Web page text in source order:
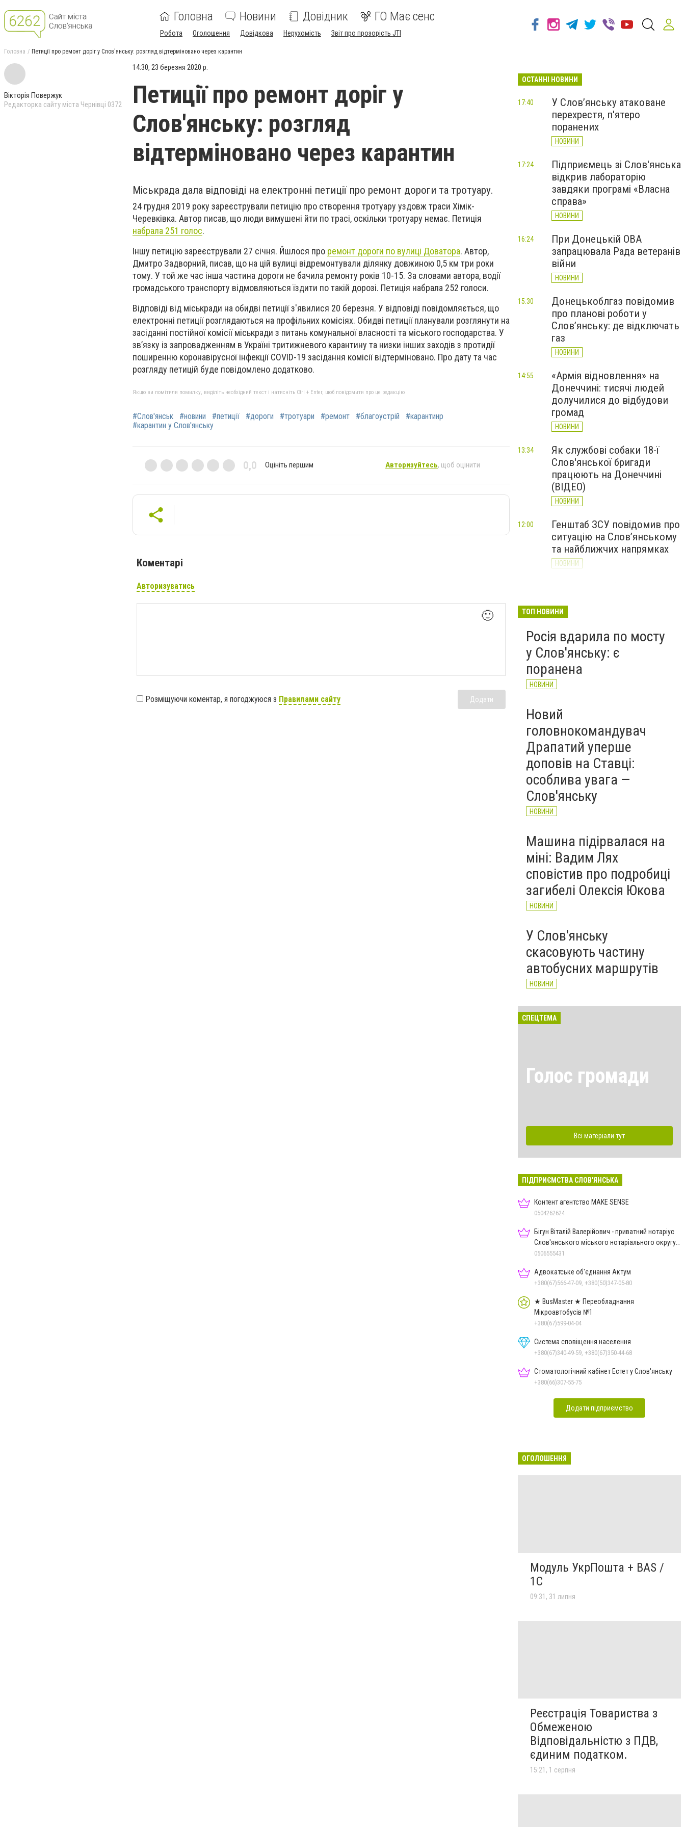
Головна Новини Довідник ГО Має сенс
Робота Оголошення Довідкова Нерухомість Звіт про прозорість JTI
Головна Петиції про ремонт доріг у Слов'янську: розгляд відтерміновано через карантин
Вікторія Повержук
Редакторка сайту міста Чернівці 0372
14:30, 23 березня 2020 р.
Петиції про ремонт доріг у
Слов'янську: розгляд
відтерміновано через карантин
Міськрада дала відповіді на електронні петиції про ремонт дороги та тротуару.
24 грудня 2019 року зареєстрували петицію про створення тротуару уздовж траси Хімік-
Черевківка. Автор писав, що люди вимушені йти по трасі, оскільки тротуару немає. Петиція
набрала 251 голос.
Іншу петицію зареєстрували 27 січня. Йшлося про ремонт дороги по вулиці Доватора. Автор,
Дмитро Задворний, писав, що на цій вулиці відремонтували ділянку довжиною 0,5 км три роки
тому. У той же час інша частина дороги не бачила ремонту років 10-15. За словами автора, водії
громадського транспорту відмовляються їздити по такій дорозі. Петиція набрала 252 голоси.
Відповіді від міськради на обидві петиції з'явилися 20 березня. У відповіді повідомляється, що
електронні петиції розглядаються на профільних комісіях. Обидві петиції планували розглянути на
засіданні постійної комісії міськради з питань комунальної власності та міського господарства. У
зв’язку із запровадженням в Україні тритижневого карантину та низки інших заходів з протидії
поширенню коронавірусної інфекції COVID-19 засідання комісії відтерміновано. Про дату та час
розгляду петицій буде повідомлено додатково.
Якщо ви помітили помилку, виділіть необхідний текст і натисніть Ctrl + Enter, щоб повідомити про це редакцію
#Слов'янськ #новини #петиції #дороги #тротуари #ремонт #благоустрій
#карантинр
#карантин у Слов'янську
0,0 Оцініть першим Авторизуйтесь, щоб оцінити
Коментарі
Авторизуватись
🙂
Розміщуючи коментар, я погоджуюся з Правилами сайту Додати
ОСТАННІ НОВИНИ
У Слов’янську атаковане
перехрестя, п'ятеро
поранених
НОВИНИ
17:40
Підприємець зі Слов'янська
відкрив лабораторію
завдяки програмі «Власна
справа»
НОВИНИ
17:24
При Донецькій ОВА
запрацювала Рада ветеранів
війни
НОВИНИ
16:24
Донецькоблгаз повідомив
про планові роботи у
Слов’янську: де відключать
газ
НОВИНИ
15:30
«Армія відновлення» на
Донеччині: тисячі людей
долучилися до відбудови
громад
НОВИНИ
14:55
Як службові собаки 18-ї
Слов'янської бригади
працюють на Донеччині
(ВІДЕО)
НОВИНИ
13:34
Генштаб ЗСУ повідомив про
ситуацію на Слов’янському
та найближчих напрямках
НОВИНИ
12:00
великої війни: 7 серпня
ТОП НОВИНИ
Росія вдарила по мосту
у Слов'янську: є
поранена
НОВИНИ
Новий
головнокомандувач
Драпатий уперше
доповів на Ставці:
особлива увага —
Слов'янську
НОВИНИ
Машина підірвалася на
міні: Вадим Лях
сповістив про подробиці
загибелі Олексія Юкова
НОВИНИ
У Слов'янську
скасовують частину
автобусних маршрутів
НОВИНИ
СПЕЦТЕМА
Голос громади
Всі матеріали тут
ПІДПРИЄМСТВА СЛОВ'ЯНСЬКА
Контент агентство MAKE SENSE
0504262624
Бігун Віталій Валерійович - приватний нотаріус
Слов'янського міського нотаріального округу
Дон.обл.
0506555431
Адвокатське об'єднання Актум
+380(67)566-47-09, +380(50)347-05-80
★ BusMaster ★ Переобладнання
Мікроавтобусів №1
+380(67)599-04-04
Система сповіщення населення
+380(67)340-49-59, +380(67)350-44-68
Стоматологічний кабінет Естет у Слов'янську
+380(66)307-55-75
Додати підприємство
ОГОЛОШЕННЯ
Модуль УкрПошта + BAS /
1C
09:31, 31 липня
Реєстрація Товариства з
Обмеженою
Відповідальністю з ПДВ,
єдиним податком.
15:21, 1 серпня